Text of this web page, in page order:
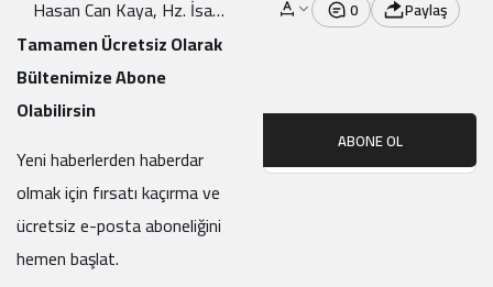
Hasan Can Kaya, Hz. İsa
Ile Dalga Geçti
0 Paylaş
Tamamen Ücretsiz Olarak
Bültenimize Abone
Olabilirsin
Yeni haberlerden haberdar
olmak için fırsatı kaçırma ve
ücretsiz e-posta aboneliğini
hemen başlat.
ABONE OL